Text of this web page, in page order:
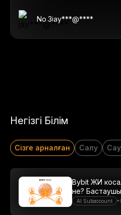
No.3jay***@****
Негізгі Білім
Сізге арналған Салу
AI Subaccount •
Bybit ЖИ
не?
нұсқаулық